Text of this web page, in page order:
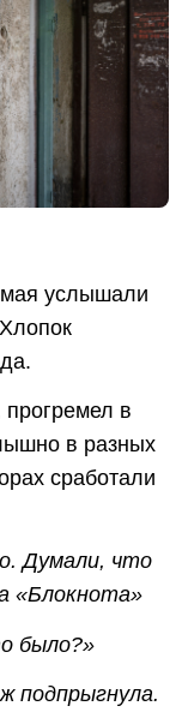
услышали
прогремел в
в разных
сработали
Думали, что
«Блокнота»
было?»
подпрыгнула.